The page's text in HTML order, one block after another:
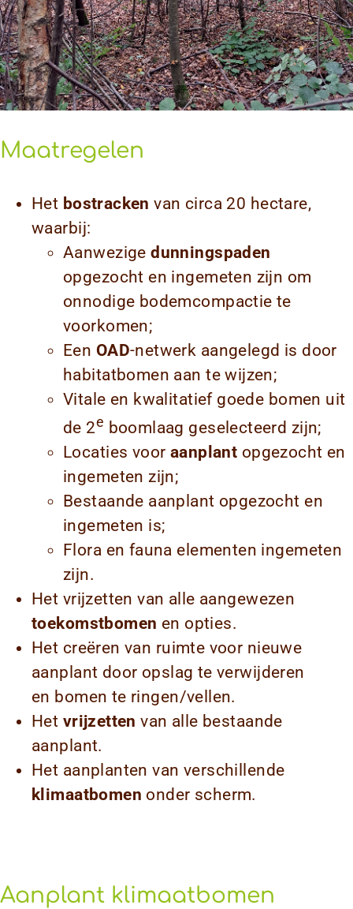
Maatregelen
Het bostracken van circa 20 hectare,
waarbij:
Aanwezigedunningspaden
opgezocht en ingemeten zijn om
onnodige bodemcompactie te
voorkomen;
Een OAD-netwerk aangelegd is door
habitatbomen aan te wijzen;
Vitale en kwalitatief goede bomen uit
de 2e boomlaag geselecteerd zijn;
Locaties voor aanplant opgezocht en
ingemeten zijn;
Bestaande aanplant opgezocht en
ingemeten is;
Flora en fauna elementen ingemeten
zijn.
Het vrijzetten van alle aangewezen
toekomstbomen en opties.
Het creëren van ruimte voor nieuwe
aanplant door opslag te verwijderen
en bomen te ringen/vellen.
Het vrijzetten van alle bestaande
aanplant.
Het aanplanten van verschillende
klimaatbomen onder scherm.
Aanplant klimaatbomen